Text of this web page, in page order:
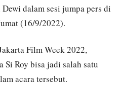
dalam sesi jumpa pers di
(16/9/2022).
Film Week 2022,
Si Roy bisa jadi salah satu
acara tersebut.